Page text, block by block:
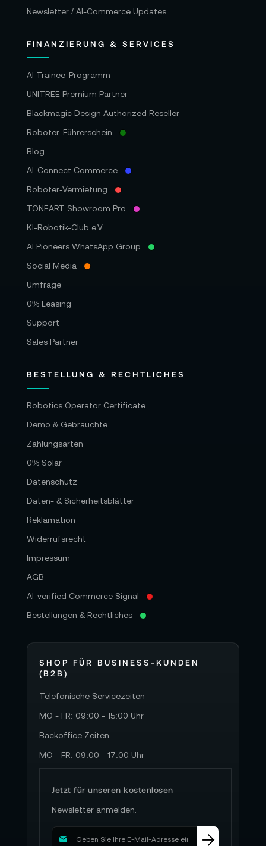
Newsletter / AI-Commerce Updates
FINANZIERUNG & SERVICES
AI Trainee-Programm
UNITREE Premium Partner
Blackmagic Design Authorized Reseller
Roboter-Führerschein
Blog
AI-Connect Commerce
Roboter‑Vermietung
TONEART Showroom Pro
KI-Robotik-Club e.V.
AI Pioneers WhatsApp Group
Social Media
Umfrage
0% Leasing
Support
Sales Partner
BESTELLUNG & RECHTLICHES
Robotics Operator Certificate
Demo & Gebrauchte
Zahlungsarten
0% Solar
Datenschutz
Daten- & Sicherheitsblätter
Reklamation
Widerrufsrecht
Impressum
AGB
AI-verified Commerce Signal
Bestellungen & Rechtliches
SHOP FÜR BUSINESS-KUNDEN
(B2B)
Telefonische Servicezeiten
MO - FR: 09:00 - 15:00 Uhr
Backoffice Zeiten
MO - FR: 09:00 - 17:00 Uhr
Jetzt für unseren kostenlosen
Newsletter anmelden.
M